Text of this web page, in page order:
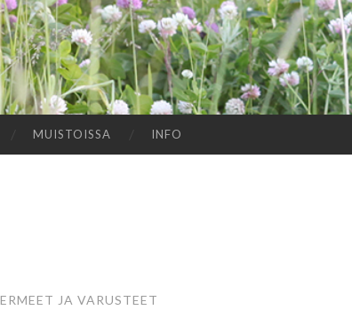
MUISTOISSA INFO
JA VARUSTEET